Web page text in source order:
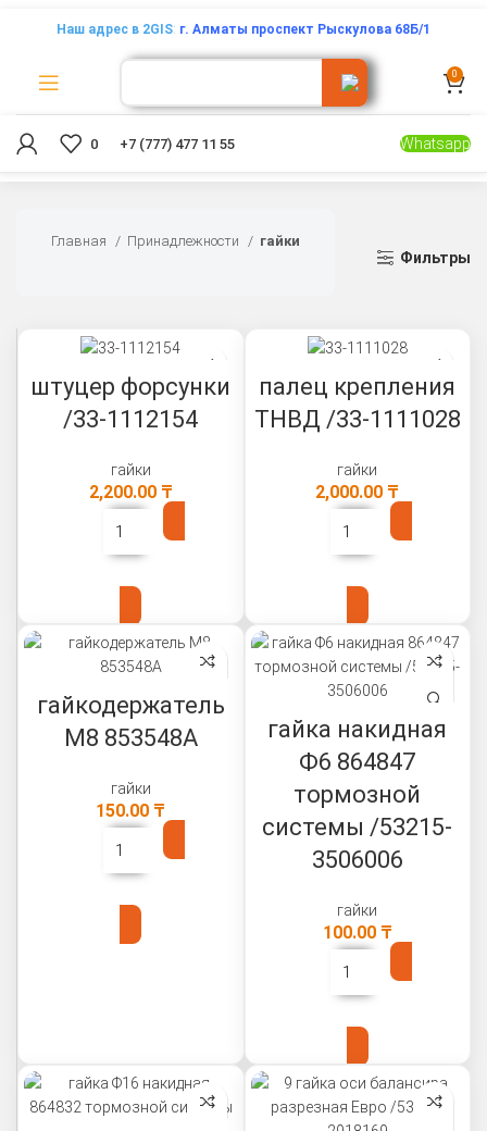
Наш адрес в 2GIS: г. Алматы проспект Рыскулова 68Б/1
0
0 +7 (777) 477 11 55 Whatsapp
Главная Принадлежности гайки
Фильтры
штуцер форсунки
/33-1112154
гайки
2,200.00 ₸
палец крепления
ТНВД /33-1111028
гайки
2,000.00 ₸
гайкодержатель
М8 853548А
гайки
150.00 ₸
гайка накидная
Ф6 864847
тормозной
системы /53215-
3506006
гайки
100.00 ₸